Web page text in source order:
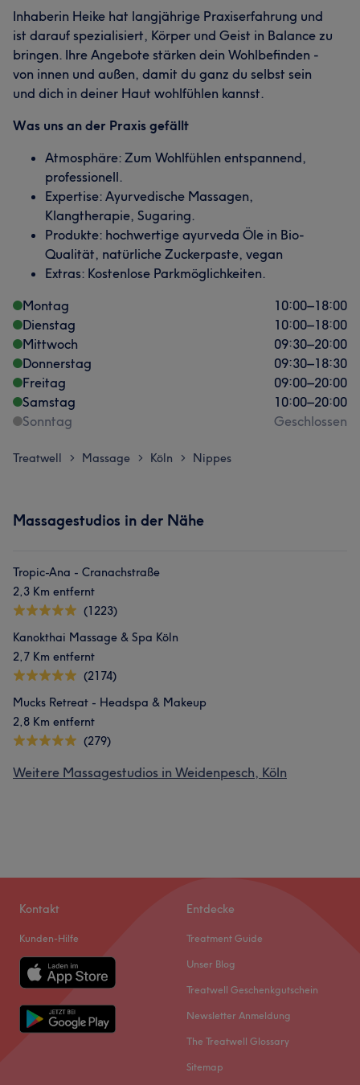
Inhaberin Heike hat langjährige Praxiserfahrung und
ist darauf spezialisiert, Körper und Geist in Balance zu
bringen. Ihre Angebote stärken dein Wohlbefinden -
von innen und außen, damit du ganz du selbst sein
und dich in deiner Haut wohlfühlen kannst.
Was uns an der Praxis gefällt
Atmosphäre: Zum Wohlfühlen entspannend,
professionell.
Expertise: Ayurvedische Massagen,
Klangtherapie, Sugaring.
Produkte: hochwertige ayurveda Öle in Bio-
Qualität, natürliche Zuckerpaste, vegan
Extras: Kostenlose Parkmöglichkeiten.
Montag
10:00–18:00
Dienstag
10:00–18:00
Mittwoch
09:30–20:00
Donnerstag
09:30–18:30
Freitag
09:00–20:00
Samstag
10:00–20:00
Sonntag
Geschlossen
Treatwell > Massage > Köln > Nippes
Massagestudios in der Nähe
Tropic-Ana - Cranachstraße
2,3 Km entfernt
(1223)
Kanokthai Massage & Spa Köln
2,7 Km entfernt
(2174)
Mucks Retreat - Headspa & Makeup
2,8 Km entfernt
(279)
Weitere Massagestudios in Weidenpesch, Köln
Kontakt
Kunden-Hilfe
Entdecke
Treatment Guide
Unser Blog
Treatwell Geschenkgutschein
Newsletter Anmeldung
The Treatwell Glossary
Sitemap